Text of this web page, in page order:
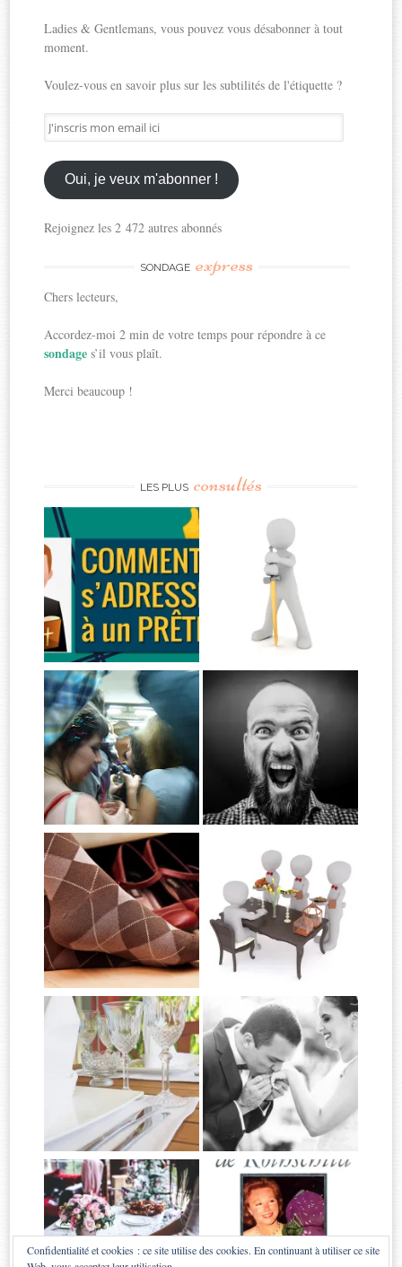
Ladies & Gentlemans, vous pouvez vous désabonner à tout
moment.
Voulez-vous en savoir plus sur les subtilités de l'étiquette ?
J'inscris
mon
email
ici
Oui, je veux m'abonner !
Rejoignez les 2 472 autres abonnés
SONDAGE express
Chers lecteurs,
Accordez-moi 2 min de votre temps pour répondre à ce
sondages’il vous plaît.
Merci beaucoup !
LES PLUS consultés
Confidentialité et cookies : ce site utilise des cookies. En continuant à utiliser ce site